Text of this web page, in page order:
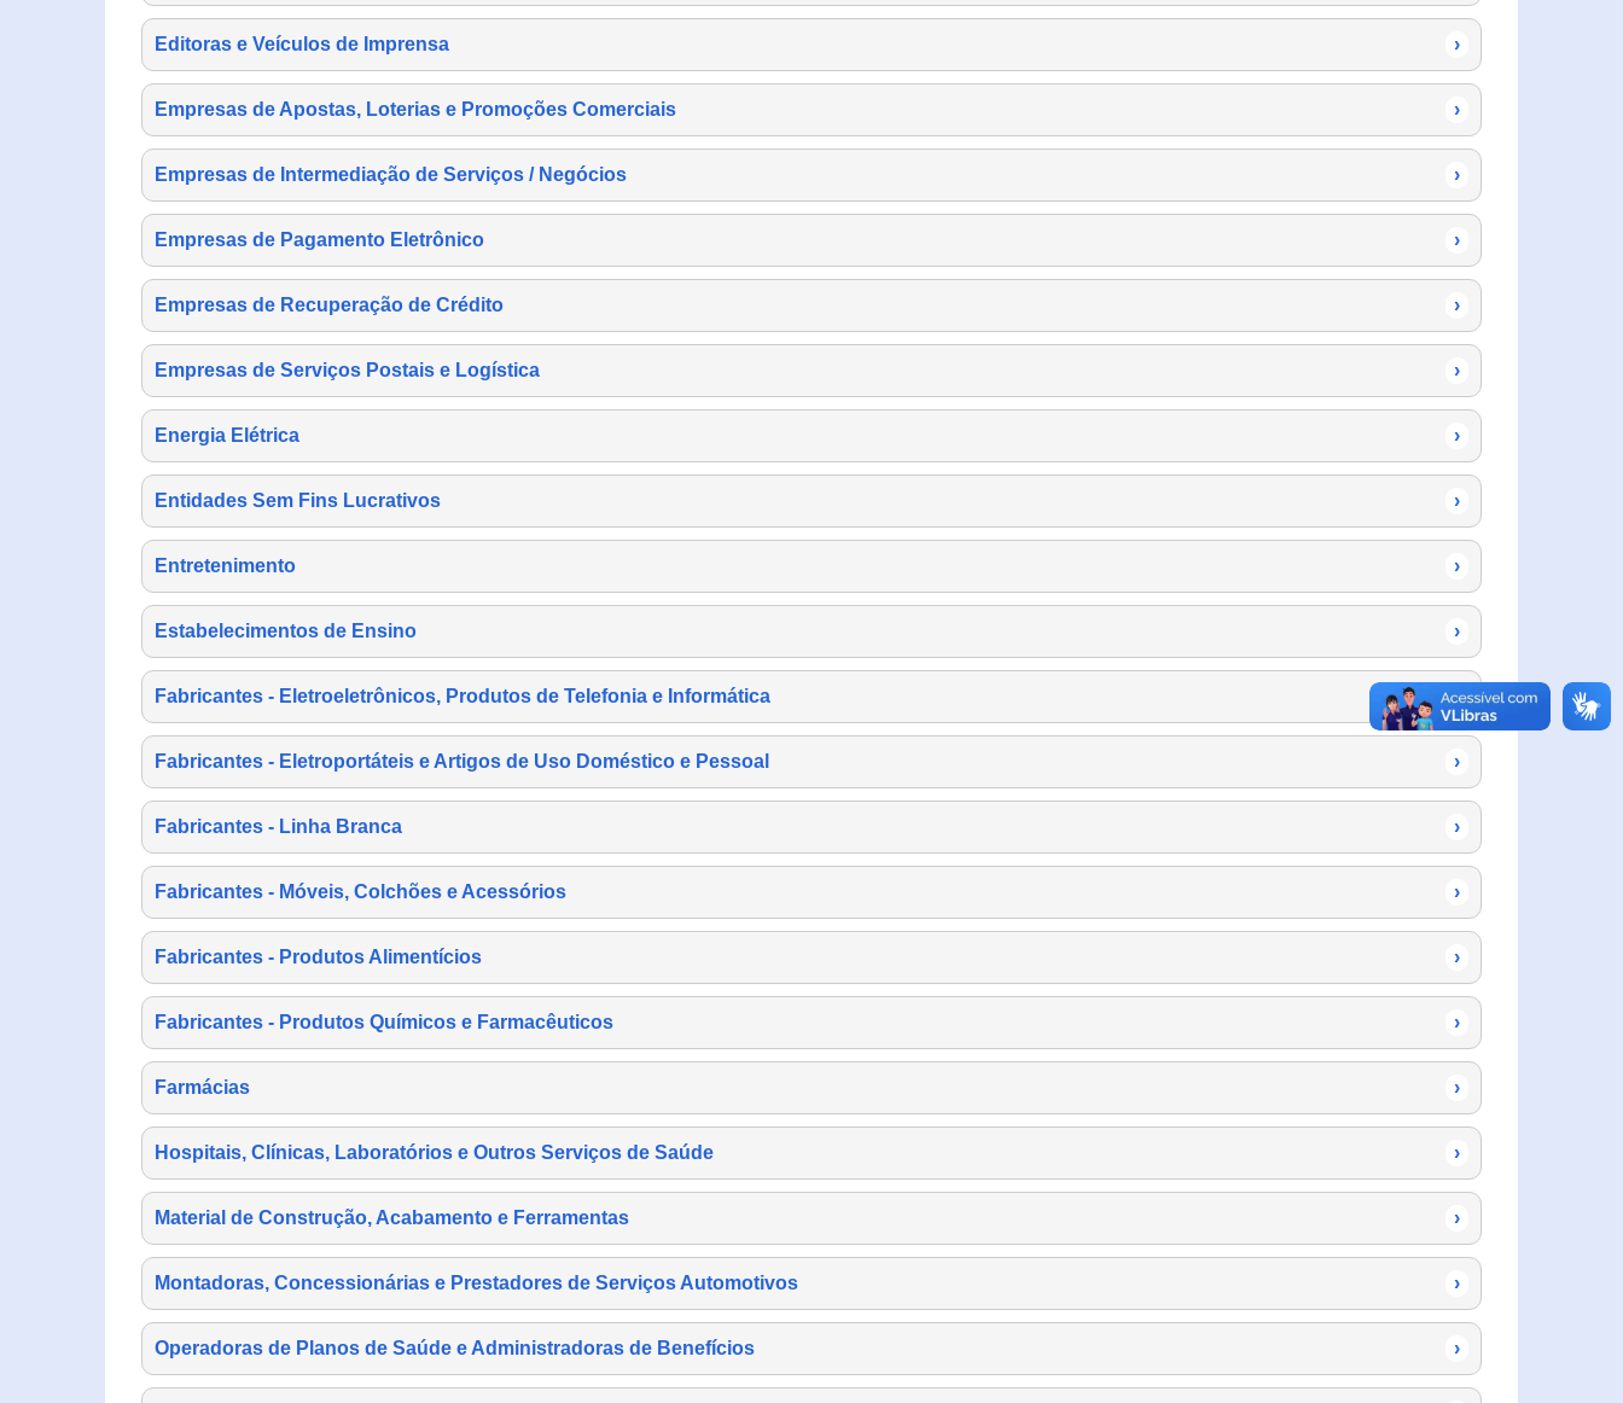
Editoras e Veículos de Imprensa ›
Empresas de Apostas, Loterias e Promoções Comerciais ›
Empresas de Intermediação de Serviços / Negócios ›
Empresas de Pagamento Eletrônico ›
Empresas de Recuperação de Crédito ›
Empresas de Serviços Postais e Logística ›
Energia Elétrica ›
Entidades Sem Fins Lucrativos ›
Entretenimento ›
Estabelecimentos de Ensino ›
Fabricantes - Eletroeletrônicos, Produtos de Telefonia e Informática ›
Fabricantes - Eletroportáteis e Artigos de Uso Doméstico e Pessoal ›
Fabricantes - Linha Branca ›
Fabricantes - Móveis, Colchões e Acessórios ›
Fabricantes - Produtos Alimentícios ›
Fabricantes - Produtos Químicos e Farmacêuticos ›
Farmácias ›
Hospitais, Clínicas, Laboratórios e Outros Serviços de Saúde ›
Material de Construção, Acabamento e Ferramentas ›
Montadoras, Concessionárias e Prestadores de Serviços Automotivos ›
Operadoras de Planos de Saúde e Administradoras de Benefícios ›